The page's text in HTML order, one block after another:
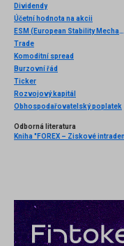
Dividendy
Účetní hodnota na akcii
ESM (European Stability Mechanism) = Evropský stabilizační mechanismus
Trade
Komoditní spread
Burzovní řád
Ticker
Rozvojový kapitál
Obhospodařovatelský poplatek
Odborná literatura